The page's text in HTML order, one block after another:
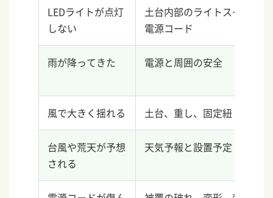
LEDライトが点灯
しない
土台内部のライトスイッチ、
電源コード
雨が降ってきた 電源と周囲の安全
風で大きく揺れる 土台、重し、固定紐
台風や荒天が予想
される
天気予報と設置予定